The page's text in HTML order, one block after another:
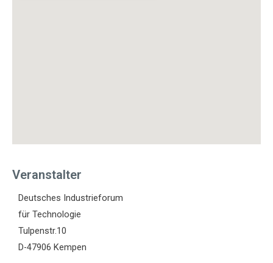
Veranstalter
Deutsches Industrieforum
für Technologie
Tulpenstr.10
D-47906 Kempen